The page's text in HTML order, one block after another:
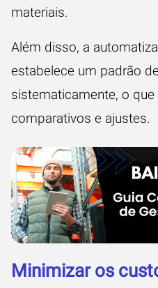
materiais.
Além disso, a
estabelece um padrão
sistematicamente, o
comparativos e ajustes.
Minimizar os